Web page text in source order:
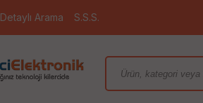
Detaylı Arama S.S.S.